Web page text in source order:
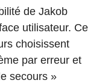
de Jakob
utilisateur. Ce
choisissent
par erreur et
secours »